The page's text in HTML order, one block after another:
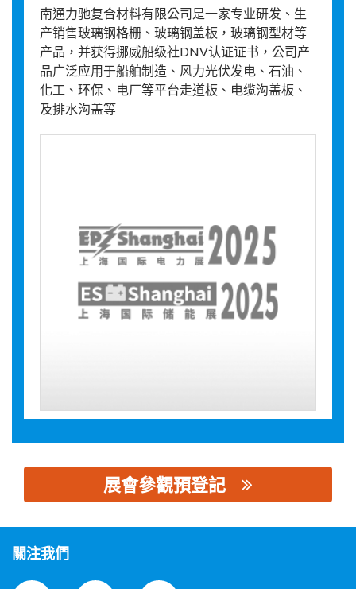
南通力驰复合材料有限公司是一家专业研发、生
产销售玻璃钢格栅、玻璃钢盖板，玻璃钢型材等
产品，并获得挪威船级社DNV认证证书，公司产
品广泛应用于船舶制造、风力光伏发电、石油、
化工、环保、电厂等平台走道板、电缆沟盖板、
及排水沟盖等
展會參觀預登記
關注我們